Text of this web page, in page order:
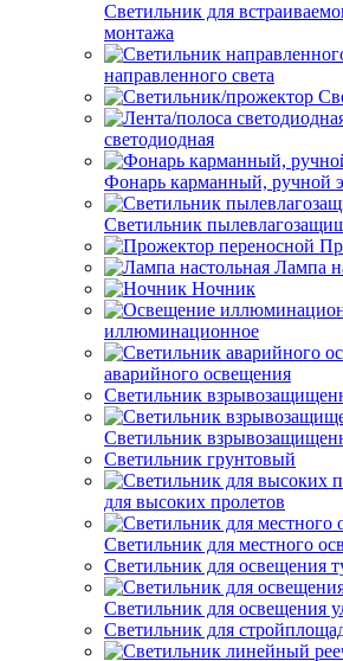
Светильник для
монтажа
направленного света
светодиодная
Фонарь карманный, ручной
Светильник
Лампа
Ночник
иллюминационное
аварийного освещения
Светильник
Светильник
Светильник грунтовый
для высоких пролетов
Светильник для местного
Светильник для освещения
Светильник для освещения
Светильник для